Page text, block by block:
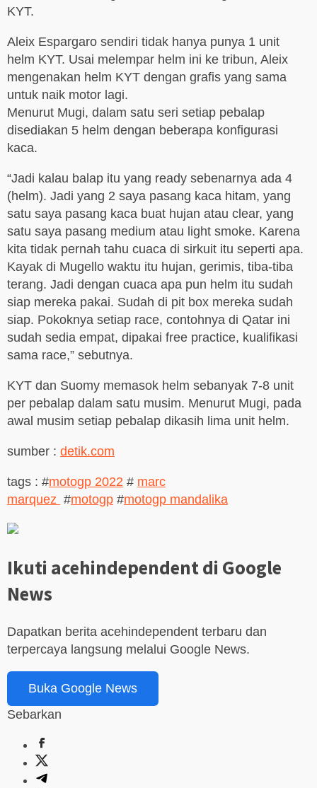
KYT.
Aleix Espargaro sendiri tidak hanya punya 1 unit
helm KYT. Usai melempar helm ini ke tribun, Aleix
mengenakan helm KYT dengan grafis yang sama
untuk naik motor lagi.
Menurut Mugi, dalam satu seri setiap pebalap
disediakan 5 helm dengan beberapa konfigurasi
kaca.
“Jadi kalau balap itu yang ready sebenarnya ada 4
(helm). Jadi yang 2 saya pasang kaca hitam, yang
satu saya pasang kaca buat hujan atau clear, yang
satu saya pasang medium atau light smoke. Karena
kita tidak pernah tahu cuaca di sirkuit itu seperti apa.
Kayak di Mugello waktu itu hujan, gerimis, tiba-tiba
terang. Jadi dengan cuaca apa pun helm itu sudah
siap mereka pakai. Sudah di pit box mereka sudah
siap. Pokoknya setiap race, contohnya di Qatar ini
sudah sedia empat, dipakai free practice, kualifikasi
sama race,” sebutnya.
KYT dan Suomy memasok helm sebanyak 7-8 unit
per pebalap dalam satu musim. Menurut Mugi, pada
awal musim setiap pebalap dikasih lima unit helm.
sumber : detik.com
tags : #motogp 2022 # marc
marquez #motogp #motogp mandalika
Ikuti acehindependent di Google
News
Dapatkan berita acehindependent terbaru dan
terpercaya langsung melalui Google News.
Buka Google News
Sebarkan